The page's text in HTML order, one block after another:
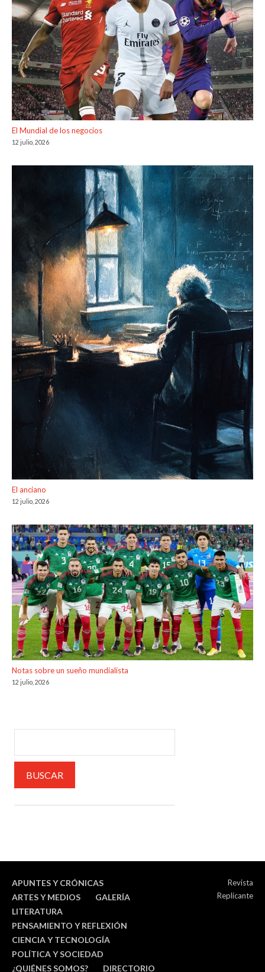
El Mundial de los negocios
12 julio, 2026
El anciano
12 julio, 2026
Notas sobre un sueño mundialista
12 julio, 2026
APUNTES Y CRÓNICAS
ARTES Y MEDIOS
GALERÍA
LITERATURA
PENSAMIENTO Y REFLEXIÓN
CIENCIA Y TECNOLOGÍA
POLÍTICA Y SOCIEDAD
¿QUIÉNES SOMOS?
DIRECTORIO
Revista
Replicante